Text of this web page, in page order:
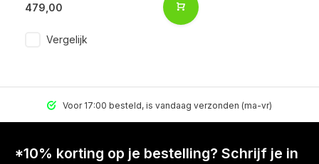
479,00
Vergelijk
Voor 17:00 besteld, is vandaag verzonden (ma-vr)
*10% korting op je bestelling? Schrijf je in